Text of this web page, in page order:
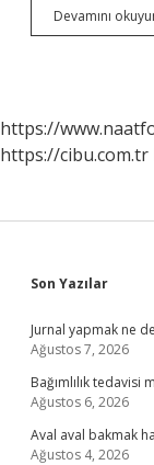
Devamını
https://
https://cibu.com.tr
Son Yazılar
Jurnal yapmak ne
Ağustos 7, 2026
Bağımlılık tedavisi
Ağustos 6, 2026
Aval aval bakmak
Ağustos 4, 2026